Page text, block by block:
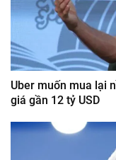
Uber muốn mua lại
giá gần 12 tỷ USD